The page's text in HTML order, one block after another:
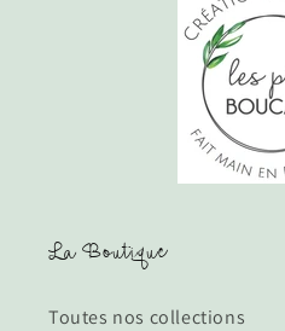
La Boutique
Toutes nos collections